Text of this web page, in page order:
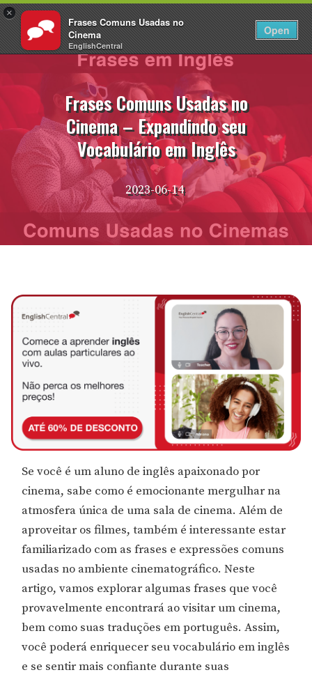
×
Frases Comuns Usadas no
Cinema
EnglishCentral
Open
Fazer login PT
Pular
para
conteúdo
Frases Comuns Usadas no
Cinema – Expandindo seu
Vocabulário em Inglês
2023-06-14
Se você é um aluno de inglês apaixonado por
cinema, sabe como é emocionante mergulhar na
atmosfera única de uma sala de cinema. Além de
aproveitar os filmes, também é interessante estar
familiarizado com as frases e expressões comuns
usadas no ambiente cinematográfico. Neste
artigo, vamos explorar algumas frases que você
provavelmente encontrará ao visitar um cinema,
bem como suas traduções em português. Assim,
você poderá enriquecer seu vocabulário em inglês
e se sentir mais confiante durante suas